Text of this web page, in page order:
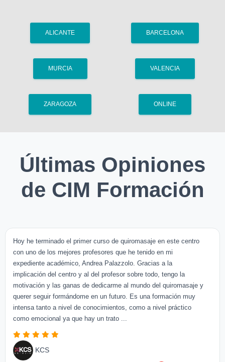
ALICANTE BARCELONA
MURCIA VALENCIA
ZARAGOZA ONLINE
Últimas Opiniones
de CIM Formación
Hoy he terminado el primer curso de quiromasaje en este centro
con uno de los mejores profesores que he tenido en mi
expediente académico, Andrea Palazzolo. Gracias a la
implicación del centro y al del profesor sobre todo, tengo la
motivación y las ganas de dedicarme al mundo del quiromasaje y
querer seguir formándome en un futuro. Es una formación muy
intensa tanto a nivel de conocimientos, como a nivel práctico
como emocional ya que hay un trato ...
KCS